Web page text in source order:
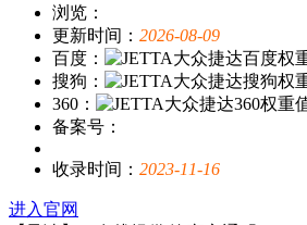
浏览：
更新时间： 2026-08-09
百度：
搜狗：
360：
备案号：
收录时间： 2023-11-16
进入官网